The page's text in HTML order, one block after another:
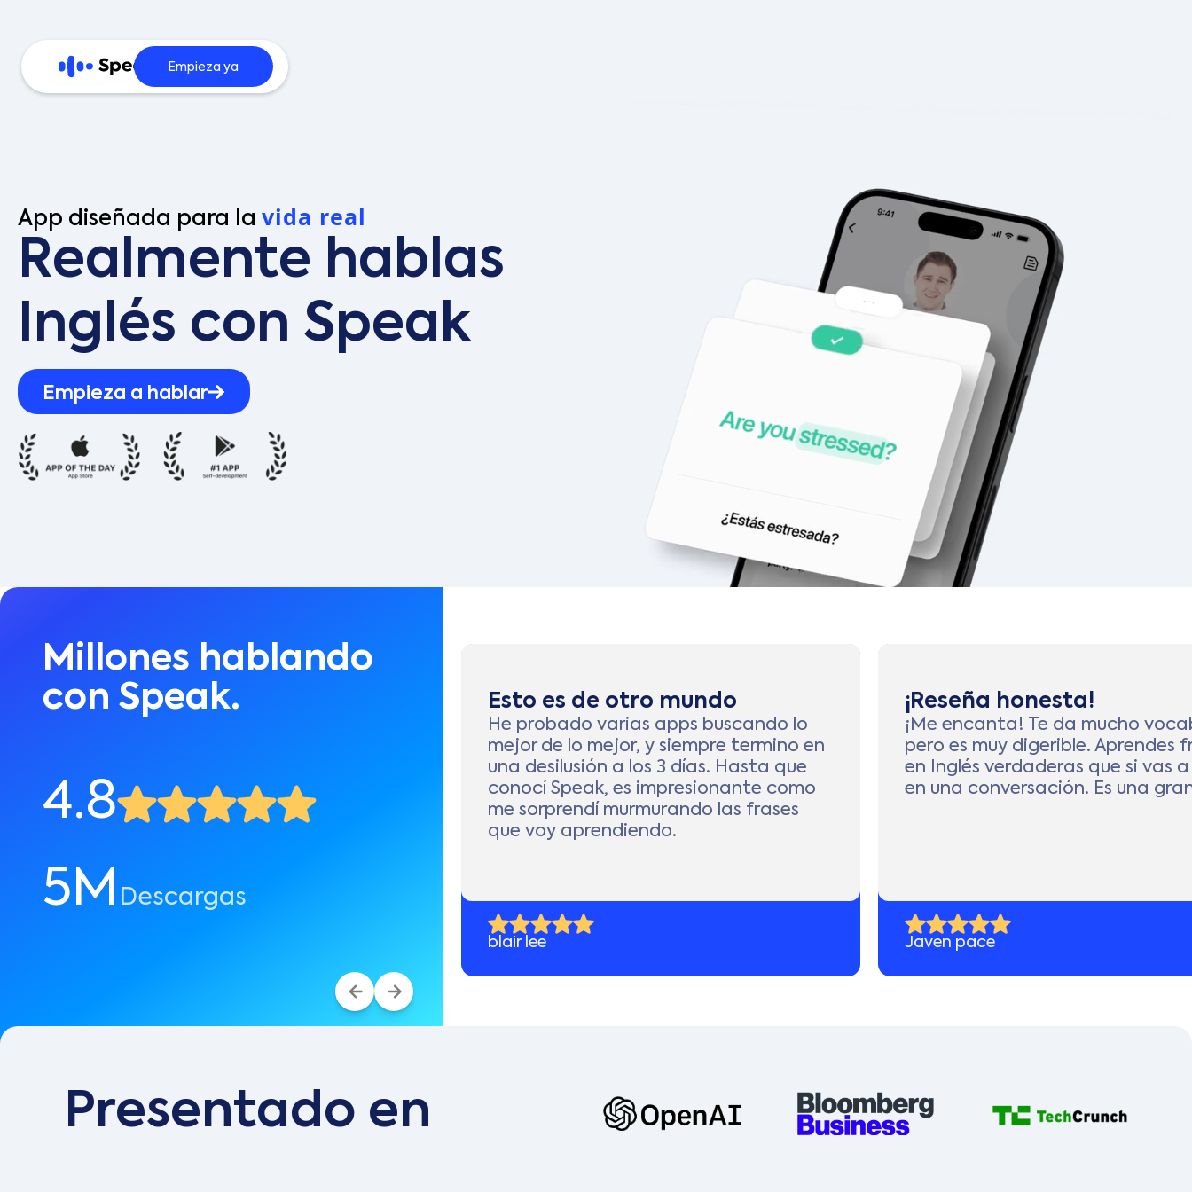
Empieza ya
App diseñada para la vida real
Realmente hablas
Inglés con Speak
Empieza a hablar
Millones hablando
con Speak.
4.8
5M Descargas
Esto es de otro mundo
He probado varias apps buscando lo
mejor de lo mejor, y siempre termino en
una desilusión a los 3 días. Hasta que
conocí Speak, es impresionante como
me sorprendí murmurando las frases
que voy aprendiendo.
blair lee
¡Reseña honesta!
¡Me encanta! Te da mucho
pero es muy digerible. Aprendes
en Inglés verdaderas que si vas a
en una conversación. Es una
Javen pace
Presentado en